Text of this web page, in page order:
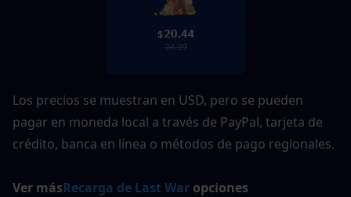
Los precios se muestran en USD, pero se pueden
pagar en moneda local a través de PayPal, tarjeta de
crédito, banca en línea o métodos de pago regionales.
Ver másRecarga de Last War opciones